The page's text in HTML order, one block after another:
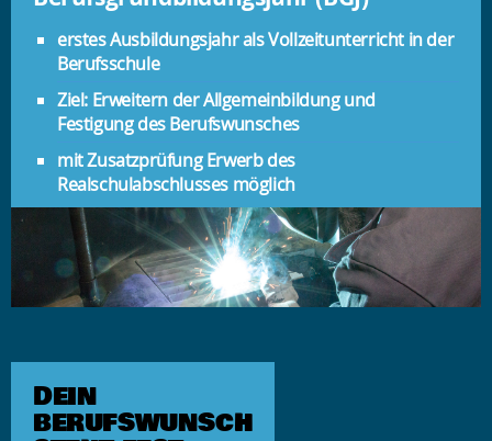
erstes Ausbildungsjahr als Vollzeitunterricht in der
Berufsschule
Ziel: Erweitern der Allgemeinbildung und
Festigung des Berufswunsches
mit Zusatzprüfung Erwerb des
Realschulabschlusses möglich
DEIN
BERUFSWUNSCH